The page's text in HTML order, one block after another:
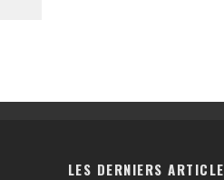
LES DERNIERS